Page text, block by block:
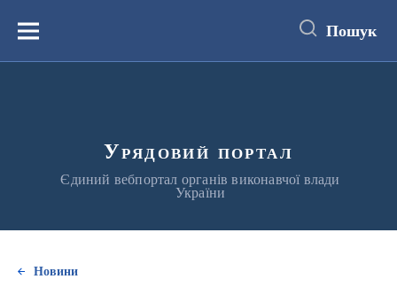
вмістуМеню Пошук
Урядовий портал
Єдиний вебпортал органів виконавчої влади
України
Новини